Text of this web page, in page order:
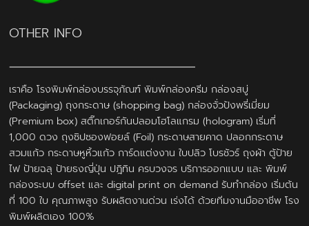
OTHER INFO
เราคือ โรงพิมพ์กล่องบรรจุภัณฑ์ พิมพ์กล่องครีม กล่องสบู่
(Packaging) ถุงกระดาษ (shopping bag) กล่องจั่วปังพรี่เมี่ยม
(Premium box) สติ๊กเกอร์กันปลอมโฮโลแกรม (hologram) เริ่มที่
1,000 ดวง ถุงซิปซองฟอยล์ (Foil) กระดาษสายคาด ปลอกกระดาษ
สวมแก้ว กระดาษหูหิ้วแก้ว การ์ดแต่งงาน ใบปลิว โบรชัวร์ ถุงผ้า ตู้ป้าย
ไฟ ป้ายฉลุ ป้ายธงญี่ปุ่น ปฎิทิน ครบวงจร บริการออกแบบ และ พิมพ์
กล่องระบบ offset และ digital print on demand รับทำกล่อง เริ่มต้น
ที่ 100 ใบ คุณภาพสูง รับผลิตงานด่วน เร่งได้ ด้วยทีมงานมืออาชีพ โรง
พิมพ์ผลิตเอง 100%